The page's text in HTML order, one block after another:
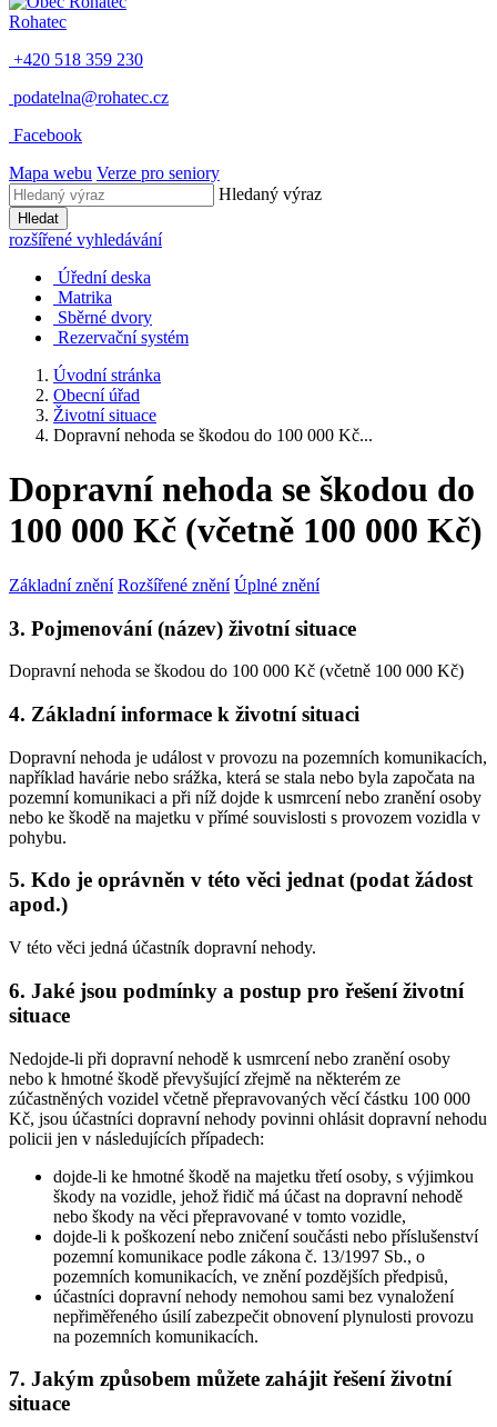
Rohatec
+420 518 359 230
podatelna@rohatec.cz
Facebook
Mapa webu Verze pro seniory
Hledaný výraz
Hledat
rozšířené vyhledávání
Úřední deska
Matrika
Sběrné dvory
Rezervační systém
Úvodní stránka
Obecní úřad
Životní situace
Dopravní nehoda se škodou do 100 000 Kč...
Dopravní nehoda se škodou do
100 000 Kč (včetně 100 000 Kč)
Základní znění Rozšířené znění Úplné znění
3. Pojmenování (název) životní situace
Dopravní nehoda se škodou do 100 000 Kč (včetně 100 000 Kč)
4. Základní informace k životní situaci
Dopravní nehoda je událost v provozu na pozemních komunikacích,
například havárie nebo srážka, která se stala nebo byla započata na
pozemní komunikaci a při níž dojde k usmrcení nebo zranění osoby
nebo ke škodě na majetku v přímé souvislosti s provozem vozidla v
pohybu.
5. Kdo je oprávněn v této věci jednat (podat žádost
apod.)
V této věci jedná účastník dopravní nehody.
6. Jaké jsou podmínky a postup pro řešení životní
situace
Nedojde-li při dopravní nehodě k usmrcení nebo zranění osoby
nebo k hmotné škodě převyšující zřejmě na některém ze
zúčastněných vozidel včetně přepravovaných věcí částku 100 000
Kč, jsou účastníci dopravní nehody povinni ohlásit dopravní nehodu
policii jen v následujících případech:
dojde-li ke hmotné škodě na majetku třetí osoby, s výjimkou
škody na vozidle, jehož řidič má účast na dopravní nehodě
nebo škody na věci přepravované v tomto vozidle,
dojde-li k poškození nebo zničení součásti nebo příslušenství
pozemní komunikace podle zákona č. 13/1997 Sb., o
pozemních komunikacích, ve znění pozdějších předpisů,
účastníci dopravní nehody nemohou sami bez vynaložení
nepřiměřeného úsilí zabezpečit obnovení plynulosti provozu
na pozemních komunikacích.
7. Jakým způsobem můžete zahájit řešení životní
situace